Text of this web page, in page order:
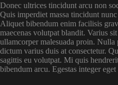
Donec ultrices tincidunt arcu non
Quis imperdiet massa tincidunt
Aliquet bibendum enim facilisis
maecenas volutpat blandit. Varius
ullamcorper malesuada proin. Nulla
dictum varius duis at consectetur.
sagittis eu volutpat. Mi quis
bibendum arcu. Egestas integer